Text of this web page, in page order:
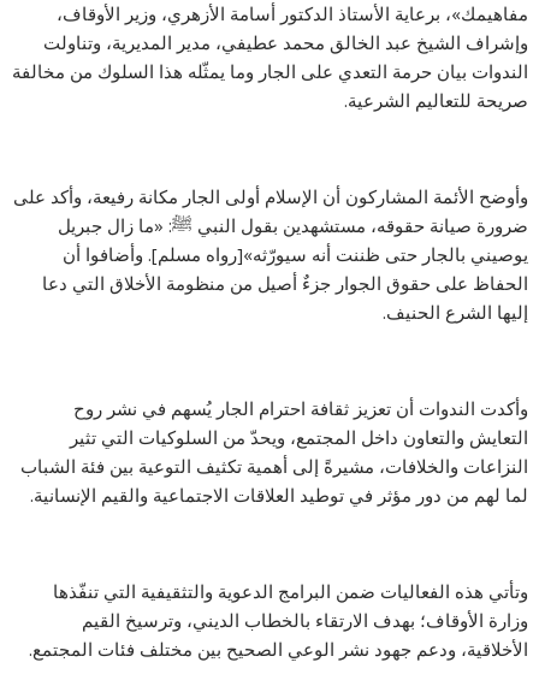
مفاهيمك»، برعاية الأستاذ الدكتور أسامة الأزهري، وزير الأوقاف،
وإشراف الشيخ عبد الخالق محمد عطيفي، مدير المديرية، وتناولت
الندوات بيان حرمة التعدي على الجار وما يمثّله هذا السلوك من مخالفة
صريحة للتعاليم الشرعية.
وأوضح الأئمة المشاركون أن الإسلام أولى الجار مكانة رفيعة، وأكد على
ضرورة صيانة حقوقه، مستشهدين بقول النبي ﷺ: «ما زال جبريل
يوصيني بالجار حتى ظننت أنه سيورّثه»[رواه مسلم]. وأضافوا أن
الحفاظ على حقوق الجوار جزءٌ أصيل من منظومة الأخلاق التي دعا
إليها الشرع الحنيف.
وأكدت الندوات أن تعزيز ثقافة احترام الجار يُسهم في نشر روح
التعايش والتعاون داخل المجتمع، ويحدّ من السلوكيات التي تثير
النزاعات والخلافات، مشيرةً إلى أهمية تكثيف التوعية بين فئة الشباب
لما لهم من دور مؤثر في توطيد العلاقات الاجتماعية والقيم الإنسانية.
وتأتي هذه الفعاليات ضمن البرامج الدعوية والتثقيفية التي تنفّذها
وزارة الأوقاف؛ بهدف الارتقاء بالخطاب الديني، وترسيخ القيم
الأخلاقية، ودعم جهود نشر الوعي الصحيح بين مختلف فئات المجتمع.